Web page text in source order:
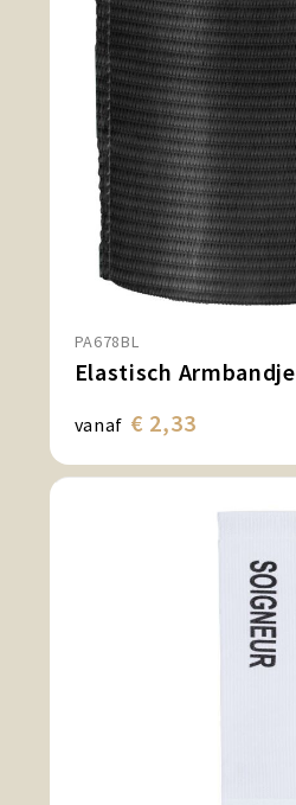
PA678BL
Elastisch
vanaf € 2,33